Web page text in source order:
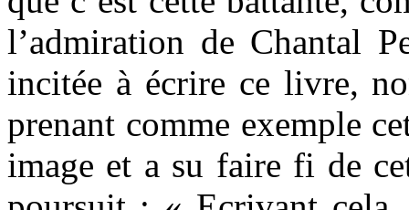
l’admiration de Chantal
incitée à écrire ce livre,
prenant comme exemple
image et a su faire fi de